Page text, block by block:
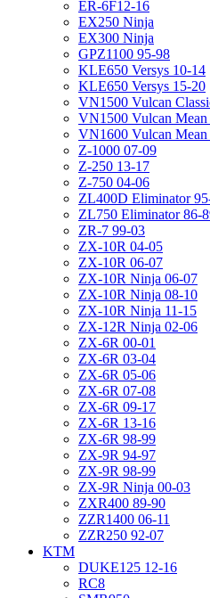
ER-6F12-16
EX250 Ninja
EX300 Ninja
GPZ1100 95-98
KLE650 Versys 10-14
KLE650 Versys 15-20
VN1500 Vulcan
VN1500 Vulcan Mean
VN1600 Vulcan Mean
Z-1000 07-09
Z-250 13-17
Z-750 04-06
ZL400D Eliminator
ZL750 Eliminator 86-
ZR-7 99-03
ZX-10R 04-05
ZX-10R 06-07
ZX-10R Ninja 06-07
ZX-10R Ninja 08-10
ZX-10R Ninja 11-15
ZX-12R Ninja 02-06
ZX-6R 00-01
ZX-6R 03-04
ZX-6R 05-06
ZX-6R 07-08
ZX-6R 09-17
ZX-6R 13-16
ZX-6R 98-99
ZX-9R 94-97
ZX-9R 98-99
ZX-9R Ninja 00-03
ZXR400 89-90
ZZR1400 06-11
ZZR250 92-07
KTM
DUKE125 12-16
RC8